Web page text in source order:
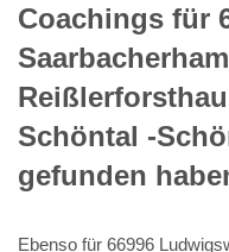
Coachings für
Schöntal -
gefunden
Ebenso für 66996